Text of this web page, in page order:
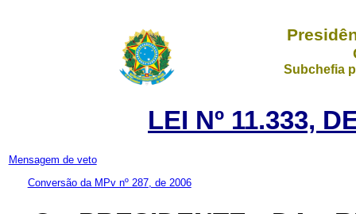
Subchefia
LEI Nº 11.333,
Mensagem de veto
Conversão da MPv nº 287, de 2006